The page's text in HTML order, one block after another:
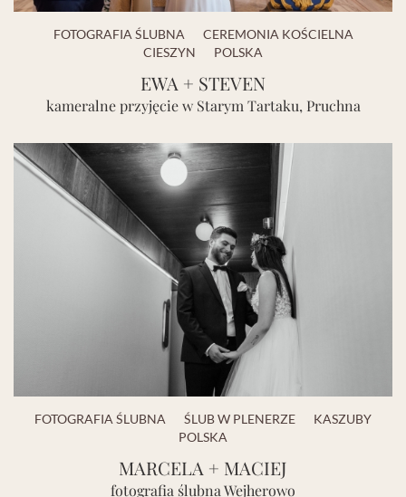
FOTOGRAFIA ŚLUBNA
CEREMONIA KOŚCIELNA
CIESZYN
POLSKA
EWA + STEVEN
kameralne przyjęcie w Starym Tartaku, Pruchna
FOTOGRAFIA ŚLUBNA ŚLUB W PLENERZE
KASZUBY
POLSKA
MARCELA + MACIEJ
fotografia ślubna Wejherowo